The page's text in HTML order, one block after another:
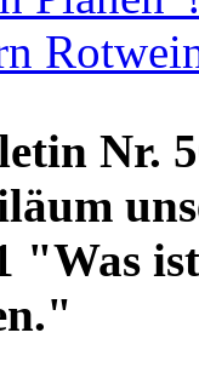
Nr.
"Was